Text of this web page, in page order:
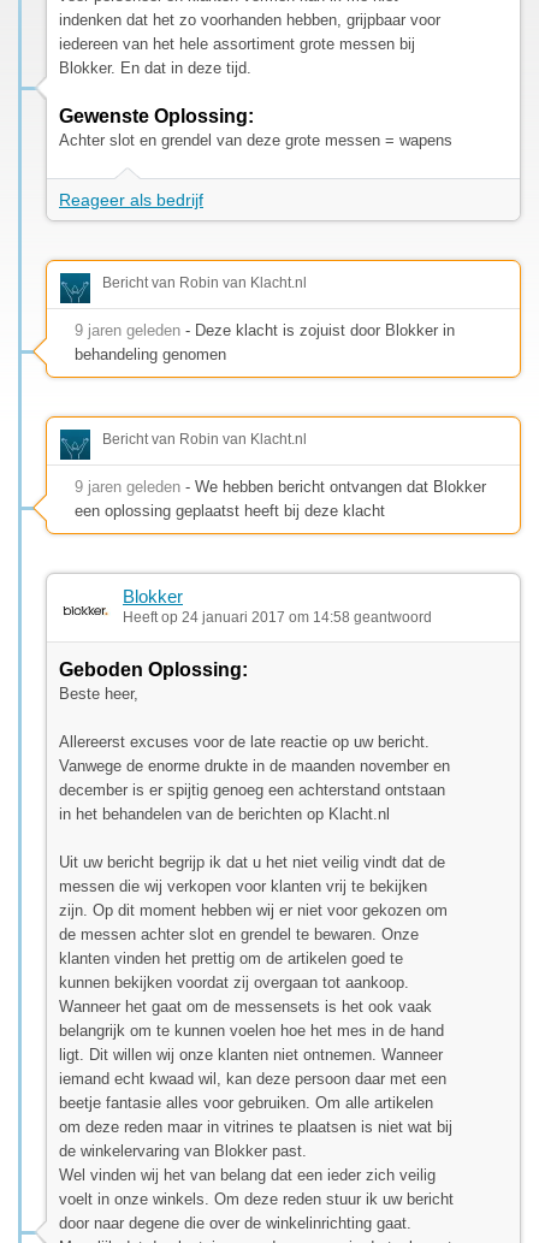
indenken dat het zo voorhanden hebben, grijpbaar voor
iedereen van het hele assortiment grote messen bij
Blokker. En dat in deze tijd.
Gewenste Oplossing:
Achter slot en grendel van deze grote messen = wapens
Reageer als bedrijf
Bericht van Robin van Klacht.nl
9 jaren geleden - Deze klacht is zojuist door Blokker in
behandeling genomen
Bericht van Robin van Klacht.nl
9 jaren geleden - We hebben bericht ontvangen dat Blokker
een oplossing geplaatst heeft bij deze klacht
Blokker
Heeft op 24 januari 2017 om 14:58 geantwoord
Geboden Oplossing:
Beste heer,
Allereerst excuses voor de late reactie op uw bericht.
Vanwege de enorme drukte in de maanden november en
december is er spijtig genoeg een achterstand ontstaan
in het behandelen van de berichten op Klacht.nl
Uit uw bericht begrijp ik dat u het niet veilig vindt dat de
messen die wij verkopen voor klanten vrij te bekijken
zijn. Op dit moment hebben wij er niet voor gekozen om
de messen achter slot en grendel te bewaren. Onze
klanten vinden het prettig om de artikelen goed te
kunnen bekijken voordat zij overgaan tot aankoop.
Wanneer het gaat om de messensets is het ook vaak
belangrijk om te kunnen voelen hoe het mes in de hand
ligt. Dit willen wij onze klanten niet ontnemen. Wanneer
iemand echt kwaad wil, kan deze persoon daar met een
beetje fantasie alles voor gebruiken. Om alle artikelen
om deze reden maar in vitrines te plaatsen is niet wat bij
de winkelervaring van Blokker past.
Wel vinden wij het van belang dat een ieder zich veilig
voelt in onze winkels. Om deze reden stuur ik uw bericht
door naar degene die over de winkelinrichting gaat.